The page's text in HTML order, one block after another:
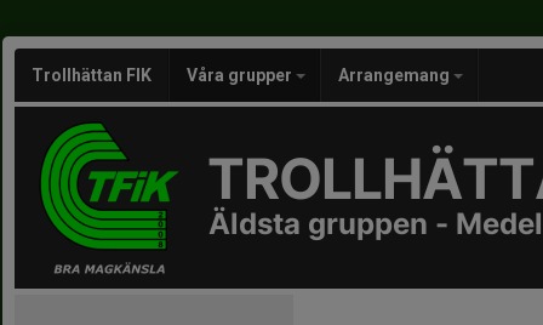
Trollhättan FIK Våra grupper Arrangemang
Äldsta gruppen -